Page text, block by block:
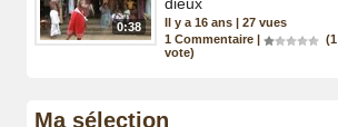
0:38
Il y a 16 ans | 27 vues
1 Commentaire
(1
vote)
Ma sélection